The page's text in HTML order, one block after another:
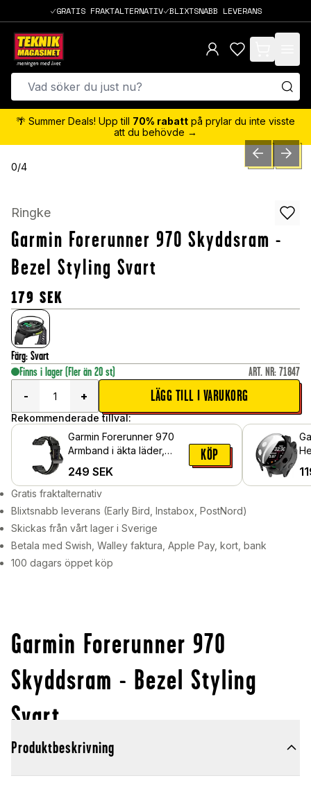
GRATIS FRAKTALTERNATIV BLIXTSNABB LEVERANS
items in cart,
🌴 Summer Deals! Upp till 70% rabatt på prylar du inte visste
att du behövde →
0/4 PREVIOUSNEXT
Ringke
Garmin Forerunner 970 Skyddsram -
Bezel Styling Svart
179 SEK
Färg: Svart
Finns i lager (Fler än 20 st) ART. NR: 71847
-
+ LÄGG TILL I VARUKORG
Rekommenderade tillval:
Garmin Forerunner 970
Armband i äkta läder,
249 SEK
KÖP
Gratis fraktalternativ
Blixtsnabb leverans (Early Bird, Instabox, PostNord)
Skickas från vårt lager i Sverige
Betala med Swish, Walley faktura, Apple Pay, kort, bank
100 dagars öppet köp
Garmin Forerunner 970
Skyddsram - Bezel Styling
Svart
Produktbeskrivning